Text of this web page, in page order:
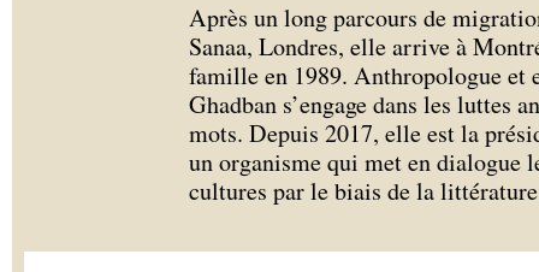
Après un long parcours de
Sanaa, Londres, elle arrive à
famille en 1989. Anthropologue et
Ghadban s’engage dans les luttes
mots. Depuis 2017, elle est la
un organisme qui met en dialogue
cultures par le biais de la